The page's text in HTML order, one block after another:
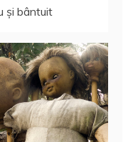
şi bântuit